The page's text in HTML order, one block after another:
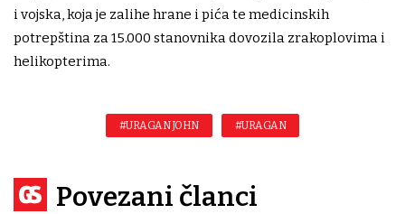
i vojska, koja je zalihe hrane i pića te medicinskih
potrepština za 15.000 stanovnika dovozila zrakoplovima i
helikopterima.
#URAGAN JOHN #URAGAN
Povezani članci